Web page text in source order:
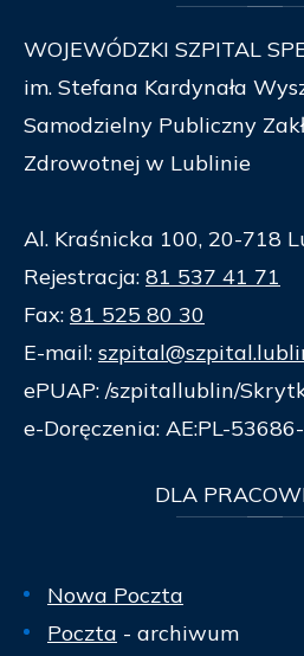
WOJEWÓDZKI SZPITAL
im. Stefana Kardynała
Samodzielny Publiczny
Zdrowotnej w Lublinie
Al. Kraśnicka 100, 20-718
Rejestracja: 81 537 41 71
Fax: 81 525 80 30
E-mail:
ePUAP: /szpitallublin/
e-Doręczenia: AE:PL-
DLA
Nowa Poczta
Poczta - archiwum